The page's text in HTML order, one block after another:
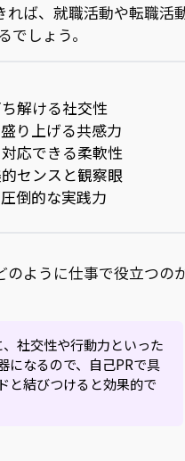
れば、就職活動や転職活
でしょう。
解ける社交性
り上げる共感力
応できる柔軟性
センスと観察眼
倒的な実践力
のように仕事で役立つの
社交性や行動力といった
になるので、自己PRで具
と結びつけると効果的で